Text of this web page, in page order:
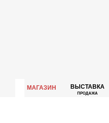
МАГАЗИН ВЫСТАВКА
ПРОДАЖА